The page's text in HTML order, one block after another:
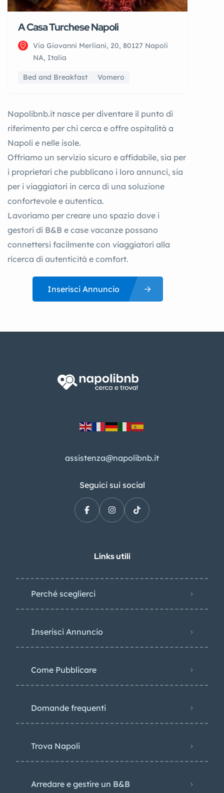
A Casa Turchese Napoli
Via Giovanni Merliani, 20, 80127 Napoli
NA, Italia
Bed and Breakfast Vomero
Napolibnb.it nasce per diventare il punto di
riferimento per chi cerca e offre ospitalità a
Napoli e nelle isole.
Offriamo un servizio sicuro e affidabile, sia per
i proprietari che pubblicano i loro annunci, sia
per i viaggiatori in cerca di una soluzione
confortevole e autentica.
Lavoriamo per creare uno spazio dove i
gestori di B&B e case vacanze possano
connettersi facilmente con viaggiatori alla
ricerca di autenticità e comfort.
Inserisci Annuncio
assistenza@napolibnb.it
Seguici sui social
Links utili
Perché sceglierci
Inserisci Annuncio
Come Pubblicare
Domande frequenti
Trova Napoli
Arredare e gestire un B&B